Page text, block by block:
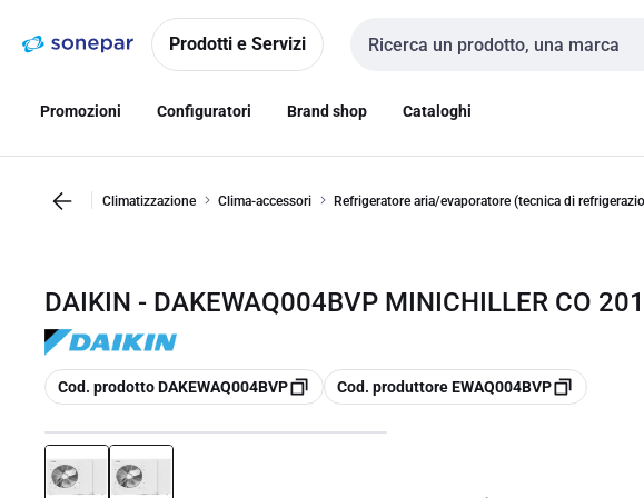
navigazionealla
Prodotti e Servizi
Cerca input
Promozioni Configuratori Brand shop Cataloghi
Climatizzazione Clima-accessori Refrigeratore aria/evaporatore (tecnica di
DAIKIN - DAKEWAQ004BVP MINICHILLER CO
copia
Cod. prodotto DAKEWAQ004BVP copia
Cod. produttore EWAQ004BVP